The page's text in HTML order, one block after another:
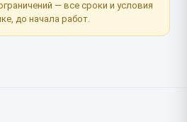
— все сроки и условия
до начала работ.